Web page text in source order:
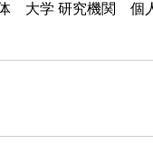
大学 研究機関 個